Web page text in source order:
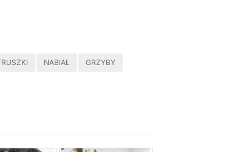
NABIAŁ GRZYBY